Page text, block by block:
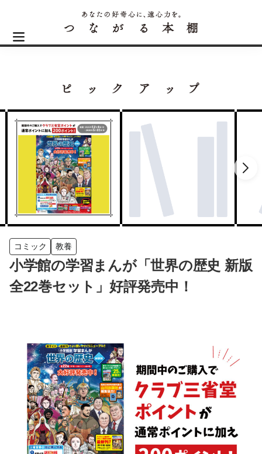
コミック 教養
小学館の学習まんが「世界の歴史 新版
全22巻セット」好評発売中！